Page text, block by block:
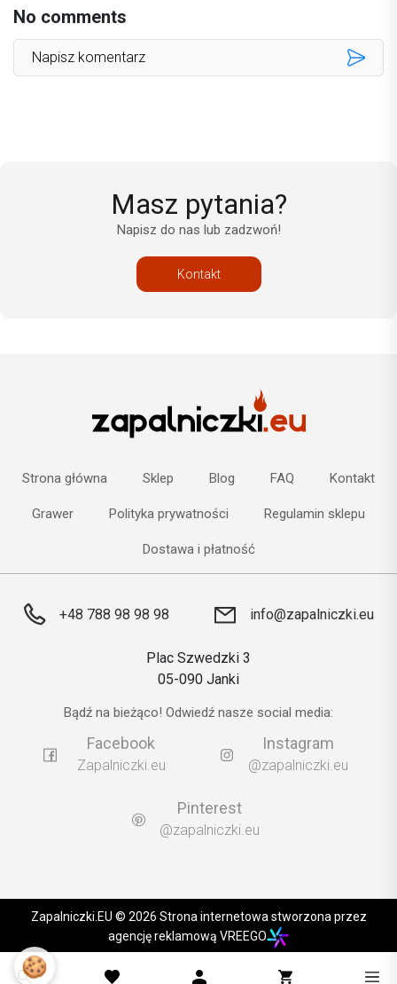
No comments
Masz pytania?
Napisz do nas lub zadzwoń!
Kontakt
Strona główna Sklep Blog FAQ Kontakt
Grawer Polityka prywatności Regulamin sklepu
Dostawa i płatność
+48 788 98 98 98 info@zapalniczki.eu
Plac Szwedzki 3
05-090 Janki
Bądź na bieżąco! Odwiedź nasze social media:
Facebook
Zapalniczki.eu
Instagram
@zapalniczki.eu
Pinterest
@zapalniczki.eu
Zapalniczki.EU © 2026 Strona internetowa stworzona przez
agencję reklamową VREEGO
🍪